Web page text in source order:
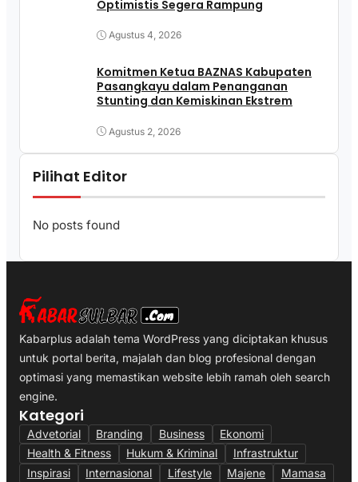
Optimistis Segera Rampung
Agustus 4, 2026
Komitmen Ketua BAZNAS Kabupaten
Pasangkayu dalam Penanganan
Stunting dan Kemiskinan Ekstrem
Agustus 2, 2026
Pilihat Editor
No posts found
Kabarplus adalah tema WordPress yang diciptakan khusus
untuk portal berita, majalah dan blog profesional dengan
optimasi yang memastikan website lebih ramah oleh search
engine.
Kategori
Advetorial Branding Business
Ekonomi
Health & Fitness
Hukum & Kriminal
Infrastruktur
Inspirasi
Internasional Lifestyle Majene
Mamasa